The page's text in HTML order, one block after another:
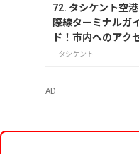
72. タシケント空港
際線ターミナルガ
ド！市内へのアク
ス・両替・お店情
タシケント
AD